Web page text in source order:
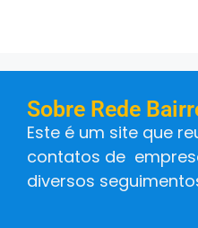
Sobre Rede
Este é um site que
contatos de
diversos